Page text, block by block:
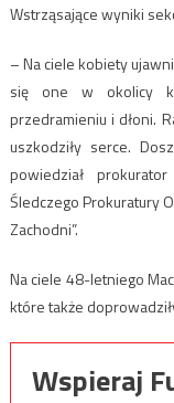
Wstrząsające wyniki
– Na ciele kobiety
się one w okolicy
przedramieniu i dłoni.
uszkodziły serce.
powiedział
Śledczego Prokuratury
Zachodni”.
Na ciele 48-letniego
które także
Wspieraj